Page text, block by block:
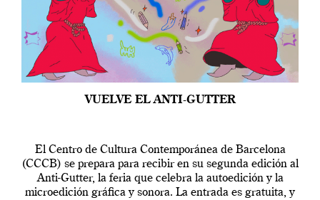
VUELVE EL ANTI-GUTTER
El Centro de Cultura Contemporánea de Barcelona
(CCCB) se prepara para recibir en su segunda edición al
Anti-Gutter, la feria que celebra la autoedición y la
microedición gráfica y sonora. La entrada es gratuita, y